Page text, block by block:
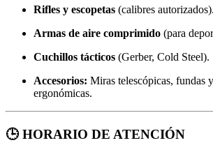
Rifles y escopetas (calibres autorizados).
Armas de aire comprimido (para
Cuchillos tácticos (Gerber, Cold Steel).
Accesorios: Miras telescópicas, fundas
ergonómicas.
🕒HORARIO DE ATENCIÓN